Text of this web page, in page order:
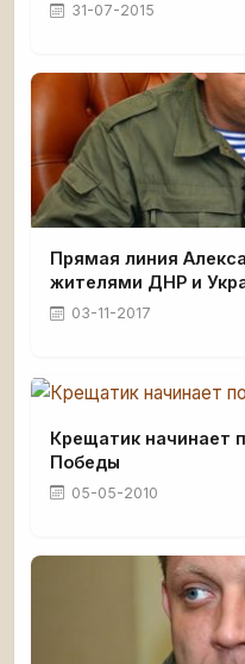
31-07-2015
Прямая линия
жителями ДНР и
03-11-2017
Крещатик начинает
Победы
05-05-2010